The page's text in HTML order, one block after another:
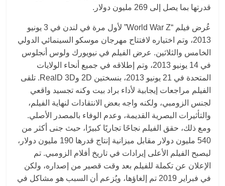
قدرتها بما يصل إلى 269 مليون دولار.
عُرض فيلم “World War Z” لأول مرة في لندن في 3 يونيو
2013، وتم اختياره لافتتاح مهرجان موسكو السينمائي الدولي
الخامس والثلاثين. عرض الفيلم في نيويورك ولوس أنجلوس
في 14 يونيو 2013، وتم إطلاقه في جميع أنحاء الولايات
المتحدة في 21 يونيو 2013، بنسختين 2D وRealD 3D. تلقى
الفيلم مراجعات إيجابية لأداء براد بيت وكنه تجسيد واقعي
لجنس الزومبي، ولكنه واجه بعض الانتقادات لنهاية الفيلم،
والتأثيرات البصرية القديمة، وعدم الوفاء بالمصدر الأصلي.
ومع ذلك، حقق الفيلم نجاحًا تجاريًا كبيرًا، حيث جنى أكثر من
540 مليون دولار مقابل ميزانية إنتاج قدرها 190 مليون دولار،
ليصبح الفيلم الأعلى إيرادات في تاريخ أفلام الزومبي. تم
الإعلان عن تكملة للفيلم بعد وقت قصير من إصداره، ولكن
في فبراير 2019 تم إلغاؤها، ويُزعم أن السبب هو مشاكل في